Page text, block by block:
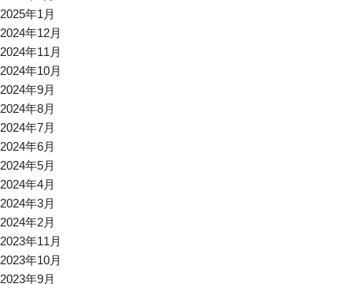
2025年1月
2024年12月
2024年11月
2024年10月
2024年9月
2024年8月
2024年7月
2024年6月
2024年5月
2024年4月
2024年3月
2024年2月
2023年11月
2023年10月
2023年9月